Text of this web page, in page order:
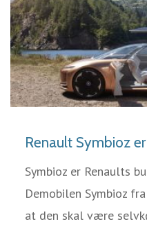
Renault Symbioz
Symbioz er Renaults
Demobilen Symbioz
at den skal være